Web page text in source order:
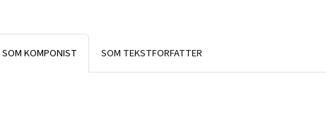
SOM KOMPONIST SOM TEKSTFORFATTER